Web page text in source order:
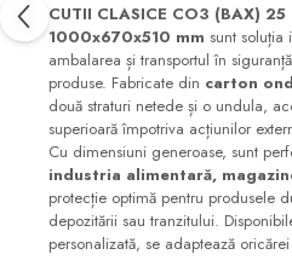
CUTII CLASICE CO3 (BAX) 25
1000x670x510 mm sunt soluția
ambalarea și transportul în
produse. Fabricate din carton
două straturi netede și o undula,
superioară împotriva acțiunilor
Cu dimensiuni generoase, sunt
industria alimentară,
protecție optimă pentru produsele
depozitării sau tranzitului.
personalizată, se adaptează